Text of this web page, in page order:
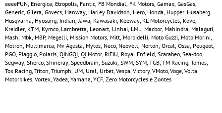
eeeeFUN, Energica, Etropolis, Fantic, FB Mondial, FK Motors, Gamax, GasGas,
Generic, Gilera, Govecs, Hanway, Harley Davidson, Hero, Honda, Hupper, Husaberg,
Husqvarna, Hyosung, Indian, Jawa, Kawasaki, Keeway, KL Motorcycles, Kove,
Kreidler, KTM, Kymco, Lambretta, Leonart, Linhai, LML, Macbor, Mahindra, Malaguti,
Mash, Mbk, MBP, Megelli, Mission Motors, Mitt, Morbidelli, Moto Guzzi, Moto Morini,
Motron, Multimarca, Mv Agusta, Mytos, Neco, Neovolt, Norton, Orcal, Ossa, Peugeot,
PGO, Piaggio, Polaris, QINGQI, QJ Motor, RIEJU, Royal Enfield, Scarabeo, Sea-doo,
Segway, Sherco, Shineray, Speedbrain, Suzuki, SWM, SYM, TGB, TM Racing, Tomos,
Tox Racing, Triton, Triumph, UM, Ural, Urbet, Vespa, Victory, VMoto, Voge, Volta
Motorbikes, Vortex, Yadea, Yamaha, YCF, Zero Motorcycles e Zontes